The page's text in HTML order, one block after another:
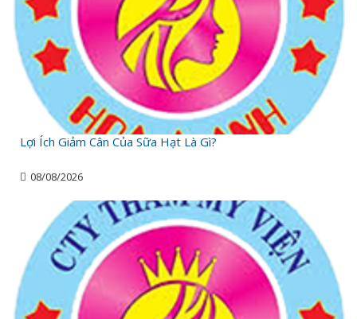
Lợi Ích Giảm Cân Của Sữa Hạt Là Gì?
08/08/2026